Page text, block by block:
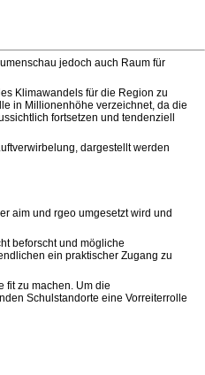
jedoch auch Raum für
Klimawandels für die Region zu
in Millionenhöhe verzeichnet, da die
fortsetzen und tendenziell
dargestellt werden
aim und rgeo umgesetzt wird und
beforscht und mögliche
ein praktischer Zugang zu
fit zu machen. Um die
Schulstandorte eine Vorreiterrolle